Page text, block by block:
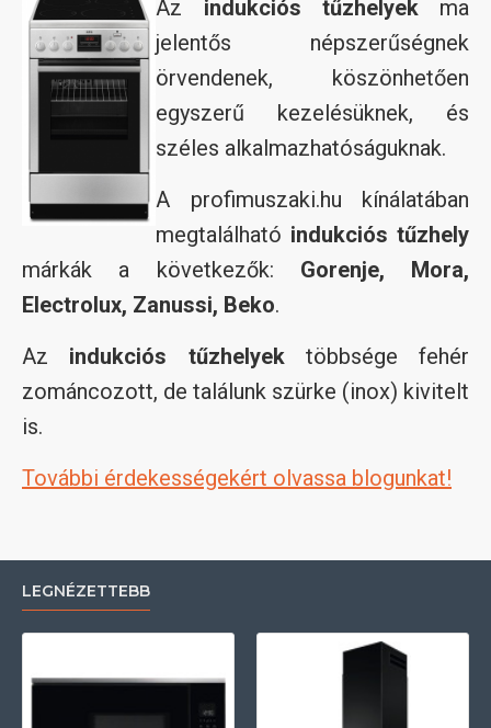
Az indukciós tűzhelyekma
jelentős népszerűségnek
örvendenek, köszönhetően
egyszerű kezelésüknek, és
széles alkalmazhatóságuknak.
A profimuszaki.hu kínálatában
megtalálható indukciós tűzhely
márkák a következők: Gorenje, Mora,
Electrolux, Zanussi, Beko.
Az indukciós tűzhelyektöbbsége fehér
zománcozott, de találunk szürke (inox) kivitelt
is.
További érdekességekért olvassa blogunkat!
LEGNÉZETTEBB